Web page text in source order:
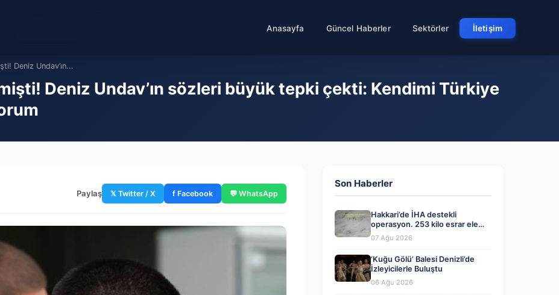
Anasayfa Güncel Haberler Sektörler İletişim
Deniz Undav’ın...
Deniz Undav’ın sözleri büyük tepki çekti: Kendimi Türkiye
Paylaş 𝕏 Twitter / X f Facebook 💬 WhatsApp
Son Haberler
Hakkari’de İHA destekli
operasyon. 253 kilo esrar ele
geçirildi
07 Ağu 2026
‘Kuğu Gölü’ Balesi Denizli’de
İzleyicilerle Buluştu
06 Ağu 2026